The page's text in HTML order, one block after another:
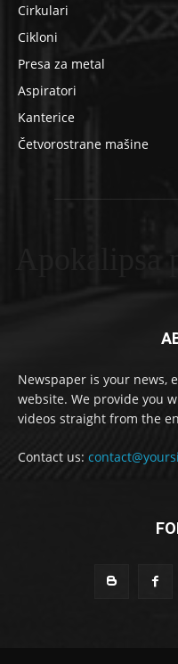
Cirkulari
Cikloni
Presa za metal
Aspiratori
Kanterice
Četvorostrane mašine
Apokalipsa
Newspaper is your news,
website. We provide you
videos straight from the
Contact us: